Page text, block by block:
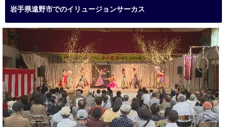
岩手県遠野市でのイリュージョンサーカス